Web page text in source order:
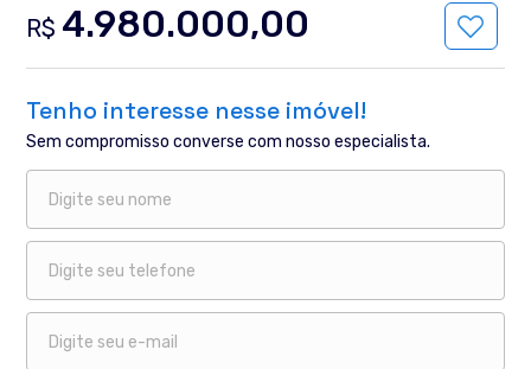
R$ 4.980.000,00
Tenho interesse nesse imóvel!
Sem compromisso converse com nosso especialista.